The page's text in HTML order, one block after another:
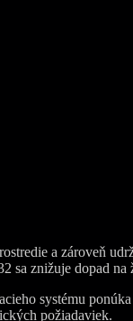
a zároveň
sa znižuje dopad
systému
požiadaviek.